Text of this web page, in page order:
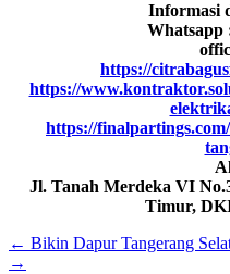
Informasi
Whatsapp
https://
https://
https://
Jl. Tanah Merdeka VI
Timur,
← Bikin Dapur Tangerang
→